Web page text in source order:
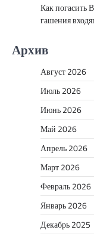
Как погасить
гашения
Архив
Август 2026
Июль 2026
Июнь 2026
Май 2026
Апрель 2026
Март 2026
Февраль 2026
Январь 2026
Декабрь 2025